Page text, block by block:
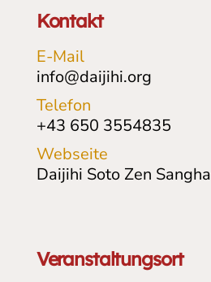
Kontakt
E-Mail
info@daijihi.org
Telefon
+43 650 3554835
Webseite
Daijihi Soto Zen Sangha
Veranstaltungsort